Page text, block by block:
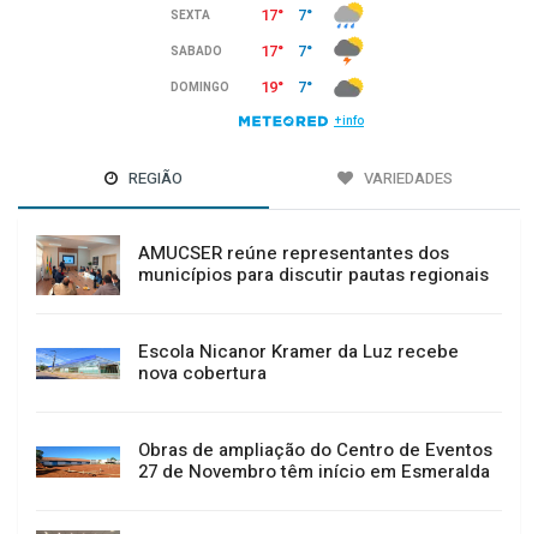
REGIÃO VARIEDADES
AMUCSER reúne representantes dos
municípios para discutir pautas regionais
Escola Nicanor Kramer da Luz recebe
nova cobertura
Obras de ampliação do Centro de Eventos
27 de Novembro têm início em Esmeralda